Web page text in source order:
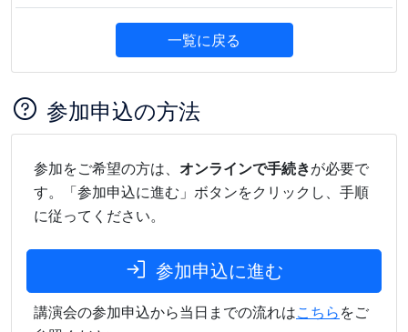
一覧に戻る
参加申込の方法
参加をご希望の方は、 オンラインで手続きが必要で
す。「参加申込に進む」ボタンをクリックし、手順
に従ってください。
参加申込に進む
講演会の参加申込から当日までの流れはこちらをご